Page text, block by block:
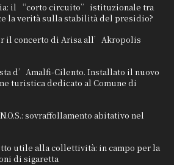
il “corto circuito” istituzionale tra
la verità sulla stabilità del presidio?
il concerto di Arisa all’Akropolis
d’Amalfi-Cilento. Installato il nuovo
turistica dedicato al Comune di
sovraffollamento abitativo nel
utile alla collettività: in campo per la
di sigaretta